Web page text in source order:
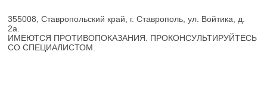
355008, Ставропольский край, г. Ставрополь, ул. Войтика, д.
2а.
ИМЕЮТСЯ ПРОТИВОПОКАЗАНИЯ. ПРОКОНСУЛЬТИРУЙТЕСЬ
СО СПЕЦИАЛИСТОМ.